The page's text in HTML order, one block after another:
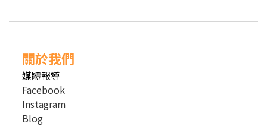
關於我們
媒體報導
Facebook
Instagram
Blog